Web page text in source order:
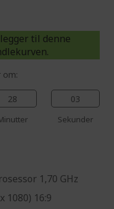
til denne
om:
28 02
Sekunder
1,70 GHz
1080) 16:9